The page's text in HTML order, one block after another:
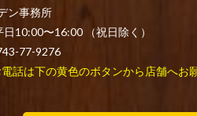
ン事務所
日10:00〜16:00 （祝日除く）
77-9276
話は下の黄色のボタンから店舗へお